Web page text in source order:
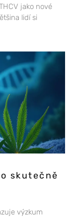
jako nové
lidí si
skutečně
výzkum